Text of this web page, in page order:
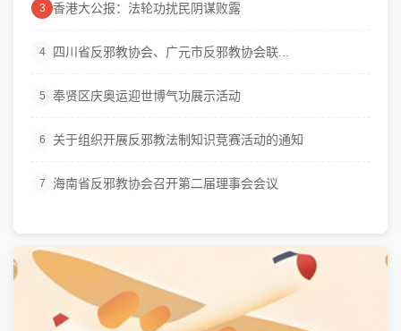
3 香港大公报：法轮功扰民阴谋败露
4 四川省反邪教协会、广元市反邪教协会联...
5 奉贤区庆奥运迎世博气功展示活动
6 关于组织开展反邪教法制知识竞赛活动的通知
7 海南省反邪教协会召开第二届理事会会议